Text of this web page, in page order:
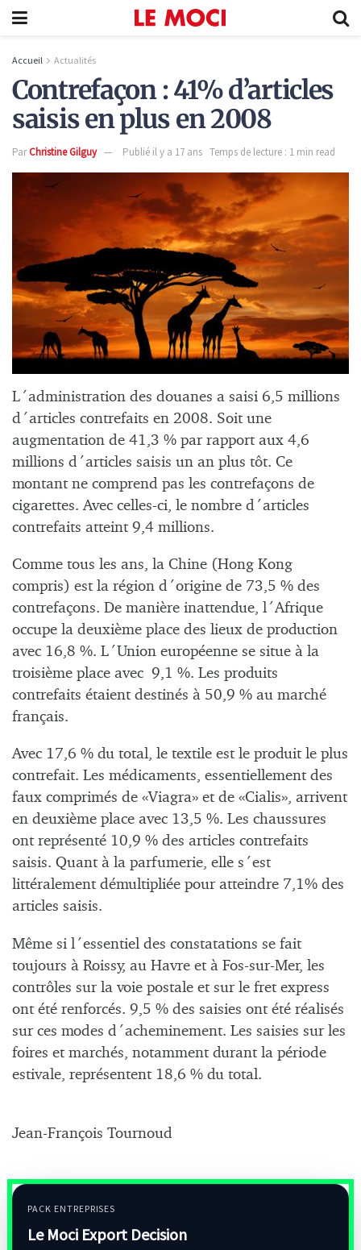
Accueil Actualités
Contrefaçon : 41% d’articles
saisis en plus en 2008
ParChristine Gilguy Publié il y a 17 ans Temps de lecture : 1 min read
L´administration des douanes a saisi 6,5 millions
d´articles contrefaits en 2008. Soit une
augmentation de 41,3 % par rapport aux 4,6
millions d´articles saisis un an plus tôt. Ce
montant ne comprend pas les contrefaçons de
cigarettes. Avec celles-ci, le nombre d´articles
contrefaits atteint 9,4 millions.
Comme tous les ans, la Chine (Hong Kong
compris) est la région d´origine de 73,5 % des
contrefaçons. De manière inattendue, l´Afrique
occupe la deuxième place des lieux de production
avec 16,8 %. L´Union européenne se situe à la
troisième place avec 9,1 %. Les produits
contrefaits étaient destinés à 50,9 % au marché
français.
Avec 17,6 % du total, le textile est le produit le plus
contrefait. Les médicaments, essentiellement des
faux comprimés de «Viagra» et de «Cialis», arrivent
en deuxième place avec 13,5 %. Les chaussures
ont représenté 10,9 % des articles contrefaits
saisis. Quant à la parfumerie, elle s´est
littéralement démultipliée pour atteindre 7,1% des
articles saisis.
Même si l´essentiel des constatations se fait
toujours à Roissy, au Havre et à Fos-sur-Mer, les
contrôles sur la voie postale et sur le fret express
ont été renforcés. 9,5 % des saisies ont été réalisés
sur ces modes d´acheminement. Les saisies sur les
foires et marchés, notamment durant la période
estivale, représentent 18,6 % du total.
Jean-François Tournoud
PACK ENTREPRISES
Le Moci Export Decision